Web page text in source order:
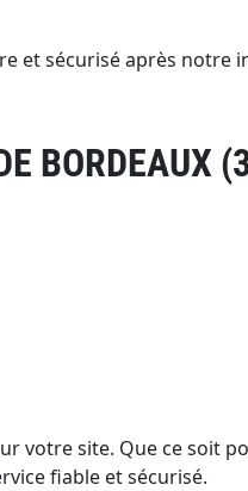
et sécurisé après notre
BORDEAUX
votre site. Que ce soit
fiable et sécurisé.